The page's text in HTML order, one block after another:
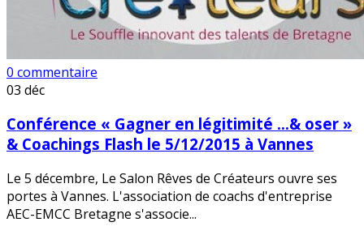
0 commentaire
03 déc
Conférence « Gagner en légitimité …& oser »
& Coachings Flash le 5/12/2015 à Vannes
Le 5 décembre, Le Salon Rêves de Créateurs ouvre ses
portes à Vannes. L'association de coachs d'entreprise
AEC-EMCC Bretagne s'associe...